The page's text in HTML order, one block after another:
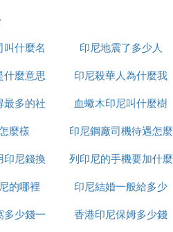
叫什麼名
印尼地震了多少人
什麼意思 印尼殺華人為什麼我
最多的社
意思
血蠍木印尼叫什麼樹
麼樣
印尼鋼廠司機待遇怎麼
樣
印尼錢換
列印尼的手機要加什麼
的哪裡 印尼結婚一般給多少
多少錢一
香港印尼保姆多少錢